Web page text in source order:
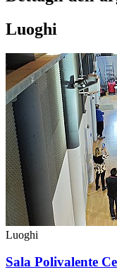
Luoghi
Luoghi
Sala Polivalente